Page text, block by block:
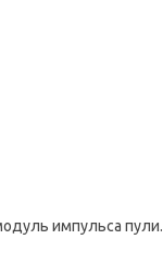
импульса пули.